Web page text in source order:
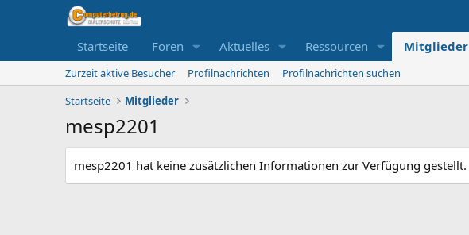
Startseite Foren Aktuelles Ressourcen Mitglieder
Zurzeit aktive Besucher Profilnachrichten
Profilnachrichten suchen
Startseite
Mitglieder
mesp2201
mesp2201 hat keine zusätzlichen Informationen zur Verfügung gestellt.